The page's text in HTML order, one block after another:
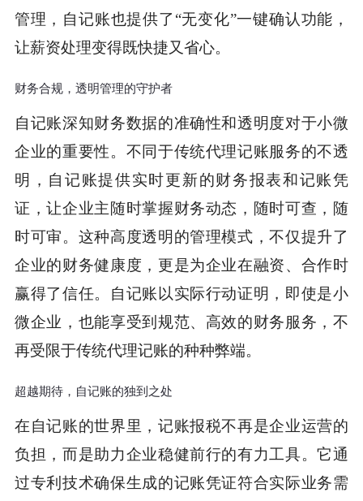
管理，自记账也提供了“无变化”一键确认功能，
让薪资处理变得既快捷又省心。
财务合规，透明管理的守护者
自记账深知财务数据的准确性和透明度对于小微
企业的重要性。不同于传统代理记账服务的不透
明，自记账提供实时更新的财务报表和记账凭
证，让企业主随时掌握财务动态，随时可查，随
时可审。这种高度透明的管理模式，不仅提升了
企业的财务健康度，更是为企业在融资、合作时
赢得了信任。自记账以实际行动证明，即使是小
微企业，也能享受到规范、高效的财务服务，不
再受限于传统代理记账的种种弊端。
超越期待，自记账的独到之处
在自记账的世界里，记账报税不再是企业运营的
负担，而是助力企业稳健前行的有力工具。它通
过专利技术确保生成的记账凭证符合实际业务需